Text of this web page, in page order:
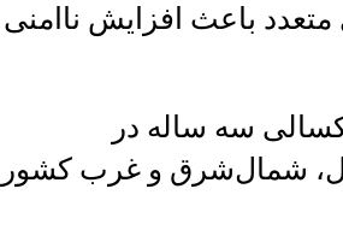
باعث افزایش ناامنی
سه ساله در
شمال‌شرق و غرب کشور